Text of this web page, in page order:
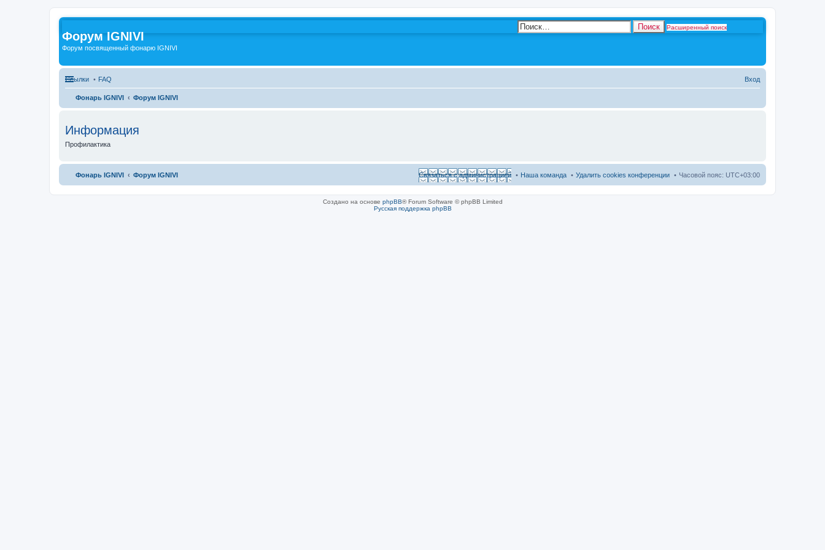
Форум IGNIVI
Форум посвященный фонарю IGNIVI
Поиск Расширенный поиск
Ссылки FAQ Вход
Фонарь IGNIVI Форум IGNIVI
Информация
Профилактика
Фонарь IGNIVI Форум IGNIVI Часовой пояс: UTC+03:00
Удалить cookies конференции
Наша команда
Связаться с администрацией
Создано на основе phpBB® Forum Software © phpBB Limited
Русская поддержка phpBB